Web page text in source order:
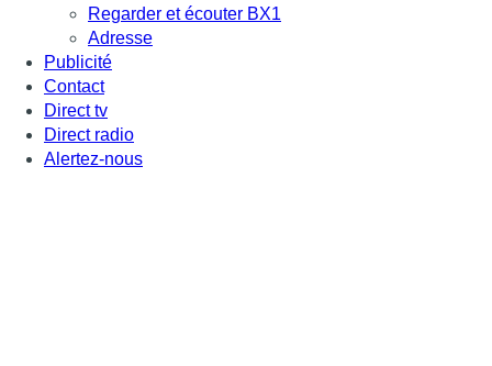
Regarder et écouter BX1
Adresse
Publicité
Contact
Direct tv
Direct radio
Alertez-nous